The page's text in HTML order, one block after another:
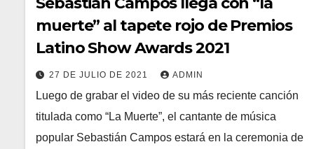
muerte” al tapete rojo de Premios
Latino Show Awards 2021
27 DE JULIO DE 2021 ADMIN
Luego de grabar el video de su más reciente canción
titulada como “La Muerte”, el cantante de música
popular Sebastián Campos estará en la ceremonia de